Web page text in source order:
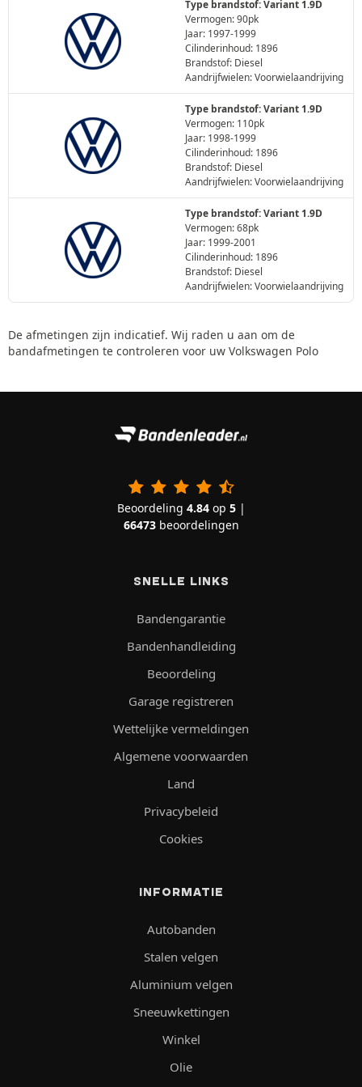
Type brandstof: Variant 1.9D
Vermogen: 90pk
Jaar: 1997-1999
Cilinderinhoud: 1896
Brandstof: Diesel
Aandrijfwielen: Voorwielaandrijving
Type brandstof: Variant 1.9D
Vermogen: 110pk
Jaar: 1998-1999
Cilinderinhoud: 1896
Brandstof: Diesel
Aandrijfwielen: Voorwielaandrijving
Type brandstof: Variant 1.9D
Vermogen: 68pk
Jaar: 1999-2001
Cilinderinhoud: 1896
Brandstof: Diesel
Aandrijfwielen: Voorwielaandrijving
De afmetingen zijn indicatief. Wij raden u aan om de
bandafmetingen te controleren voor uw Volkswagen Polo
Beoordeling 4.84op 5|
66473beoordelingen
SNELLE LINKS
Bandengarantie
Bandenhandleiding
Beoordeling
Garage registreren
Wettelijke vermeldingen
Algemene voorwaarden
Land
Privacybeleid
Cookies
INFORMATIE
Autobanden
Stalen velgen
Aluminium velgen
Sneeuwkettingen
Winkel
Olie